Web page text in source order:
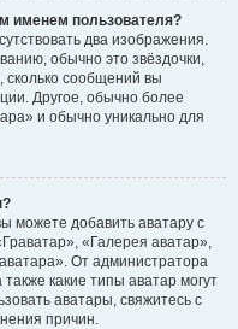
именем пользователя?
два изображения.
обычно это звёздочки,
сколько сообщений вы
Другое, обычно более
и обычно уникально для
можете добавить аватару с
«Галерея аватар»,
От администратора
какие типы аватар могут
аватары, свяжитесь с
причин.